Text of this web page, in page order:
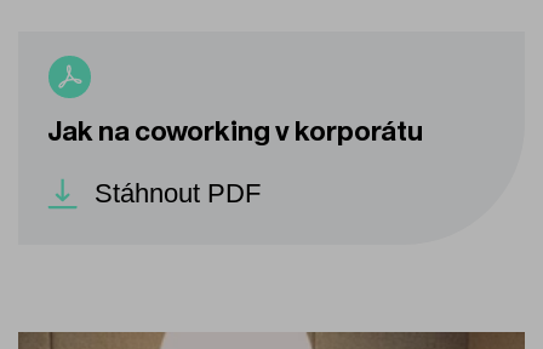
Jak na coworking v korporátu
Stáhnout PDF